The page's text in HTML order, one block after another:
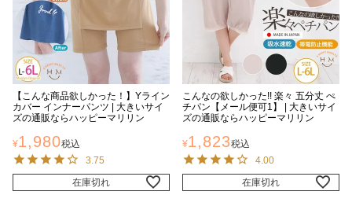
【こんな商品欲しかった！】Yライン
カバー インナーパンツ | 大きいサイ
ズの通販ならハッピーマリリン
¥1,980税込
3.75
在庫切れ
こんなの欲しかった!! 楽々 五分丈 ぺ
チパン【メール便可1】 | 大きいサイ
ズの通販ならハッピーマリリン
¥1,823税込
4.00
在庫切れ